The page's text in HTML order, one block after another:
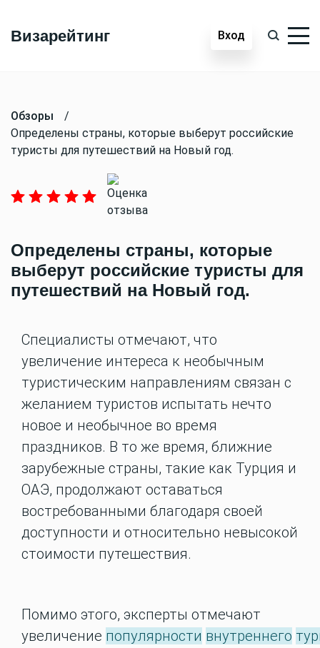
Визарейтинг Вход
Обзоры
/
Определены страны, которые выберут российские
туристы для путешествий на Новый год.
Определены страны, которые
выберут российские туристы для
путешествий на Новый год.
Специалисты отмечают, что
увеличение интереса к необычным
туристическим направлениям связан с
желанием туристов испытать нечто
новое и необычное во время
праздников. В то же время, ближние
зарубежные страны, такие как Турция и
ОАЭ, продолжают оставаться
востребованными благодаря своей
доступности и относительно невысокой
стоимости путешествия.
Помимо этого, эксперты отмечают
увеличение популярности внутреннего